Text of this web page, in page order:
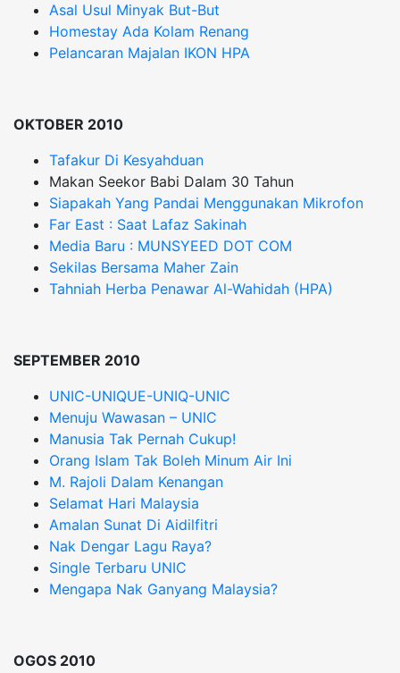
Asal Usul Minyak But-But
Homestay Ada Kolam Renang
Pelancaran Majalan IKON HPA
OKTOBER 2010
Tafakur Di Kesyahduan
Makan Seekor Babi Dalam 30 Tahun
Siapakah Yang Pandai Menggunakan Mikrofon
Far East : Saat Lafaz Sakinah
Media Baru : MUNSYEED DOT COM
Sekilas Bersama Maher Zain
Tahniah Herba Penawar Al-Wahidah (HPA)
SEPTEMBER 2010
UNIC-UNIQUE-UNIQ-UNIC
Menuju Wawasan – UNIC
Manusia Tak Pernah Cukup!
Orang Islam Tak Boleh Minum Air Ini
M. Rajoli Dalam Kenangan
Selamat Hari Malaysia
Amalan Sunat Di Aidilfitri
Nak Dengar Lagu Raya?
Single Terbaru UNIC
Mengapa Nak Ganyang Malaysia?
OGOS 2010